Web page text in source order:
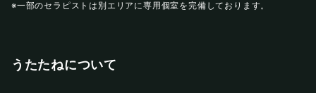
※一部のセラピストは別エリアに専用個室を完備しております。
うたたねについて